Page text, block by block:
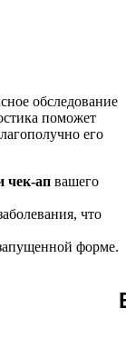
обследование
поможет
его
чек-ап вашего
что
форме.